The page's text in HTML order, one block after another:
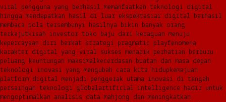
viral pengguna yang berhasil memanfaatkan teknologi digital
hingga mendapatkan hasil di luar ekspektasiai digital berhasil
membaca pola tersembunyi hasilnya bikin banyak orang
terkejutkisah investor toko baju dari keraguan menuju
kepercayaan diri berkat strategi pragmatic playfenomena
karakter digital yang viral sukses menarik perhatian berburu
peluang keuntungan maksimalkecerdasan buatan dan masa depan
teknologi inovasi yang mengubah cara kita hidupkemajuan
platform digital menjadi penggerak utama inovasi di tengah
persaingan teknologi globalartificial intelligence hadir untuk
mengoptimalkan analisis data mahjong dan meningkatkan